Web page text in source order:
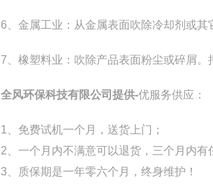
6、金属工业：从金属表面吹除冷却剂或
7、橡塑料业：吹除产品表面粉尘或碎屑。
全风环保科技有限公司提供-优服务供应：
1、免费试机一个月，送货上门；
2、一个月内不满意可以退货，三个月内有
3、质保期是一年零六个月，终身维护！